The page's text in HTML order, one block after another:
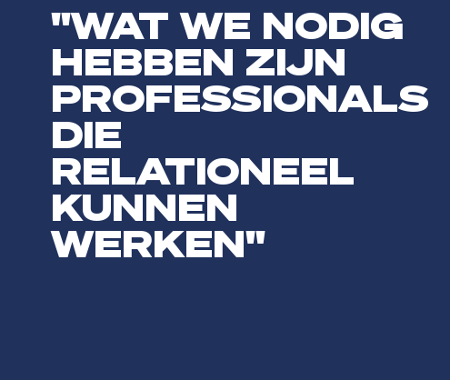
"WAT WE NODIG
HEBBEN ZIJN
PROFESSIONALS
DIE
RELATIONEEL
KUNNEN
WERKEN"